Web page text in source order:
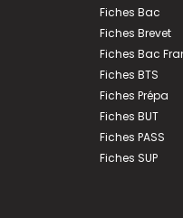
Fiches Bac
Fiches Brevet
Fiches Bac
Fiches BTS
Fiches Prépa
Fiches BUT
Fiches PASS
Fiches SUP